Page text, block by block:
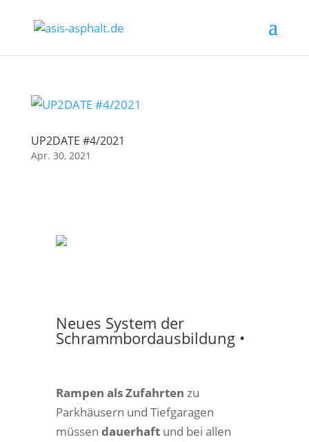
UP2DATE #4/2021
Apr. 30, 2021
Neues System der
Schrammbordausbildung •
Rampen als Zufahrten zu
Parkhäusern und Tiefgaragen
müssen dauerhaftund bei allen